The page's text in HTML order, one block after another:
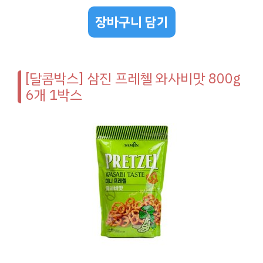
장바구니 담기
[달콤박스] 삼진 프레첼 와사비맛 800g
6개 1박스